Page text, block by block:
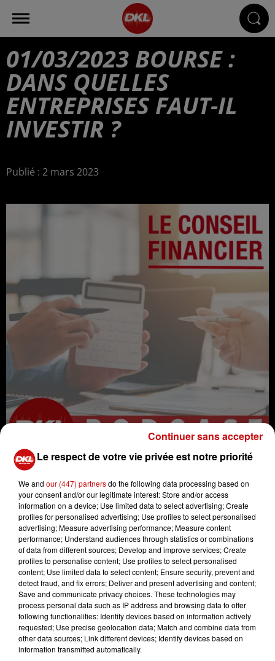
01/03/2023 BOURSE :
DANS QUELLES
ENTREPRISES FAUT-IL
INVESTIR ?
Publié : 2 mars 2023
Argent Bourse
transmission
expert
finance
patrimoine
conseil
placement
épargne
Rentabilité
DKL - Philippe Koch
Avec Philippe Koch, expert en investissement sur
DKL
Le respect de votre vie privée est notre priorité
We and our (447) partnersdo the following data processing based on
your consent and/or our legitimate interest: Store and/or access
information on a device; Use limited data to select advertising; Create
profiles for personalised advertising; Use profiles to select personalised
advertising; Measure advertising performance; Measure content
performance; Understand audiences through statistics or combinations
of data from different sources; Develop and improve services; Create
profiles to personalise content; Use profiles to select personalised
content; Use limited data to select content; Ensure security, prevent and
detect fraud, and fix errors; Deliver and present advertising and content;
Save and communicate privacy choices. These technologies may
process personal data such as IP address and browsing data to offer
following functionalities: Identify devices based on information actively
requested; Use precise geolocation data; Match and combine data from
other data sources; Link different devices; Identify devices based on
information transmitted automatically.
Continuer sans accepter